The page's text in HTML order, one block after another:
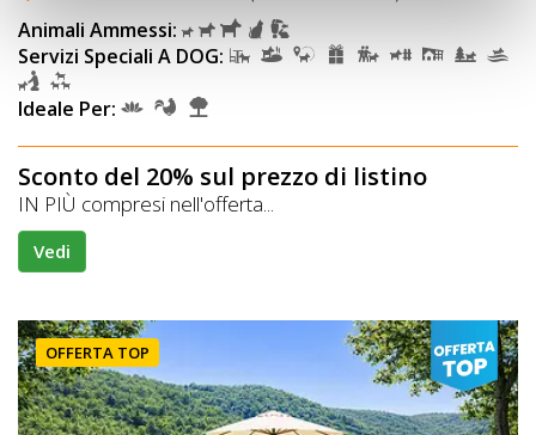
Animali Ammessi:
Servizi Speciali A DOG:
Ideale Per:
Sconto del 20% sul prezzo di listino
IN PIÙ compresi nell'offerta...
Vedi
OFFERTA TOP